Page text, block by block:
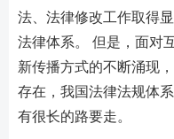
法、法律修改工作取得
法律体系。 但是，面对
新传播方式的不断涌现
存在，我国法律法规体
有很长的路要走。